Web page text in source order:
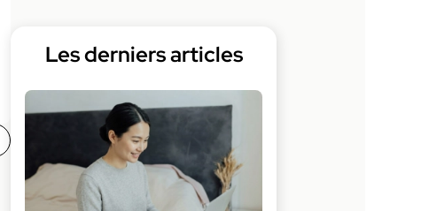
Les derniers articles